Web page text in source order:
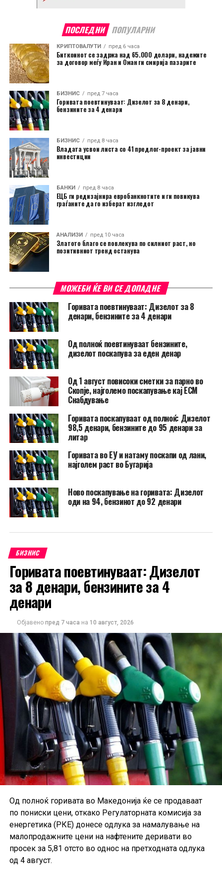
ПОСЛЕДНИ ПОПУЛАРНИ
КРИПТОВАЛУТИ пред 6 часа
Биткоинот се задржа над 65.000 долари, надежите
за договор меѓу Иран и Оман ги смирија пазарите
БИЗНИС пред 7 часа
Горивата поевтинуваат: Дизелот за 8 денари,
бензините за 4 денари
БИЗНИС пред 8 часа
Владата усвои листа со 41 предлог-проект за јавни
инвестиции
БАНКИ пред 8 часа
ЕЦБ ги редизајнира евробанкнотите и ги повикува
граѓаните да го изберат изгледот
АНАЛИЗИ пред 10 часа
Златото благо се повлекува по силниот раст, но
позитивниот тренд останува
МОЖЕБИ ЌЕ ВИ СЕ ДОПАДНЕ
Горивата поевтинуваат: Дизелот за 8
денари, бензините за 4 денари
Од полноќ поевтинуваат бензините,
дизелот поскапува за еден денар
Од 1 август повисоки сметки за парно во
Скопје, најголемо поскапување кај ЕСМ
Снабдување
Горивата поскапуваат од полноќ: Дизелот
98,5 денари, бензините до 95 денари за
литар
Горивата во ЕУ и натаму поскапи од лани,
најголем раст во Бугарија
Ново поскапување на горивата: Дизелот
оди на 94, бензинот до 92 денари
БИЗНИС
Горивата поевтинуваат: Дизелот
за 8 денари, бензините за 4
денари
Објавено пред 7 часа на 10 август, 2026
Од полноќ горивата во Македонија ќе се продаваат
по пониски цени, откако Регулаторната комисија за
енергетика (РКЕ) донесе одлука за намалување на
малопродажните цени на нафтените деривати во
просек за 5,81 отсто во однос на претходната одлука
од 4 август.